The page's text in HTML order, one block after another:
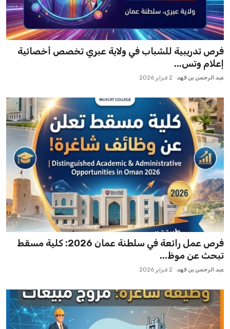
فرص تدريبية للشباب في ولاية عبري تخصص أخصائية
إعلام وتس...
عبد الرحمن بن فهد 2 فبراير 2026
فرص عمل رائعة في سلطنة عمان 2026: كلية مسقط
تبحث عن موظ...
عبد الرحمن بن فهد 2 فبراير 2026